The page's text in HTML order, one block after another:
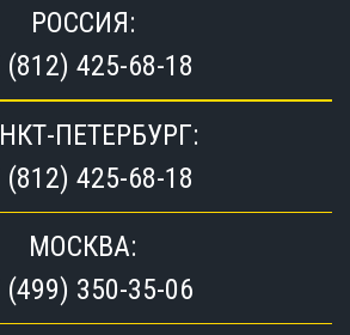
РОССИЯ:
(812) 425-68-18
ПЕТЕРБУРГ:
(812) 425-68-18
МОСКВА:
(499) 350-35-06